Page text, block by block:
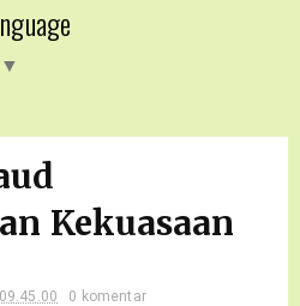
▼
Kekuasaan
09.45.00 0 komentar